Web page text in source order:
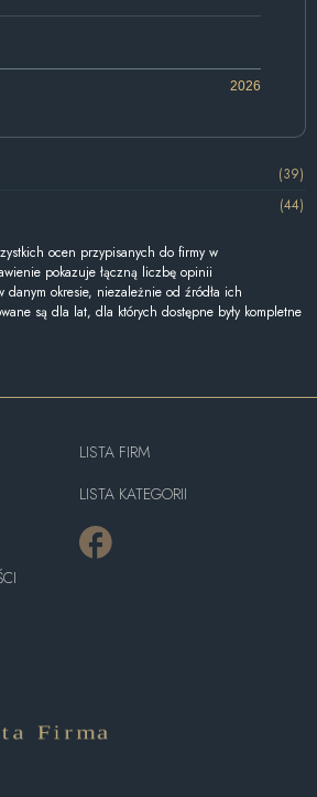
2026
(39)
(44)
ocen przypisanych do firmy w
pokazuje łączną liczbę opinii
okresie, niezależnie od źródła ich
są dla lat, dla których dostępne były kompletne
LISTA FIRM
LISTA KATEGORII